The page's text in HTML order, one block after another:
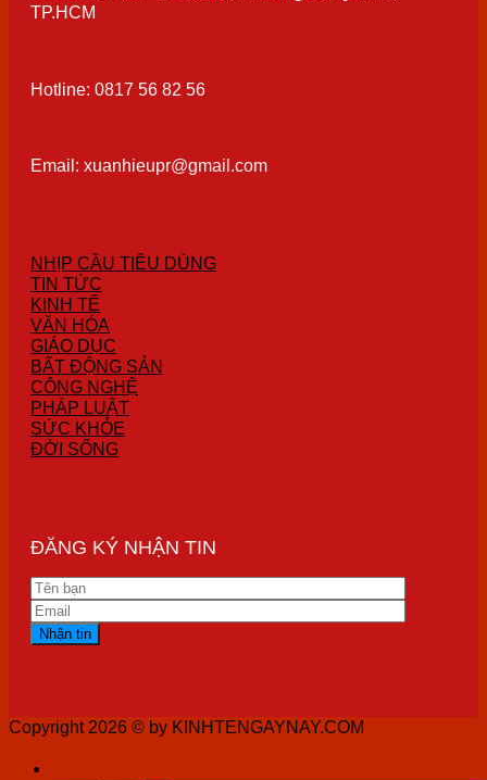
TP.HCM
Hotline: 0817 56 82 56
Email: xuanhieupr@gmail.com
NHỊP CẦU TIÊU DÙNG
TIN TỨC
KINH TẾ
VĂN HÓA
GIÁO DỤC
BẤT ĐỘNG SẢN
CÔNG NGHỆ
PHÁP LUẬT
SỨC KHỎE
ĐỜI SỐNG
ĐĂNG KÝ NHẬN TIN
Copyright 2026 © by KINHTENGAYNAY.COM